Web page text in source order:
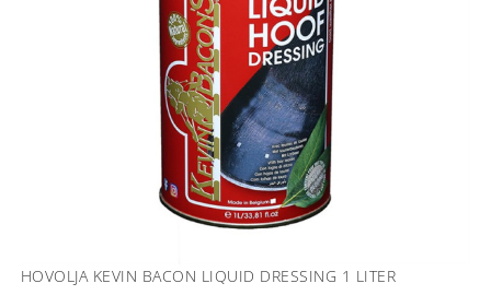
HOVOLJA KEVIN BACON LIQUID DRESSING 1 LITER